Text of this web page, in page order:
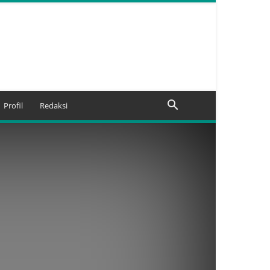
Profil Redaksi